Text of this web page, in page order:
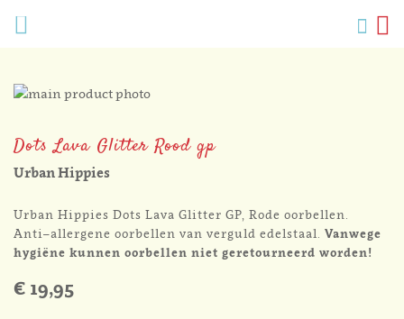
Zoek
Dots Lava Glitter Rood gp
Urban Hippies
Urban Hippies Dots Lava Glitter GP, Rode oorbellen.
Anti–allergene oorbellen van verguld edelstaal.
Vanwege
hygiëne kunnen oorbellen niet geretourneerd worden!
€ 19,95
Ga
einde
van
afbeeldingen-
gallerij
het
begin
de
afbeeldingen-
gallerij